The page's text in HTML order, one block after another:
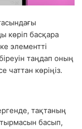
көріп басқара
элементті
таңдап оның
чаттан көріңіз.
тақтаның
басып,